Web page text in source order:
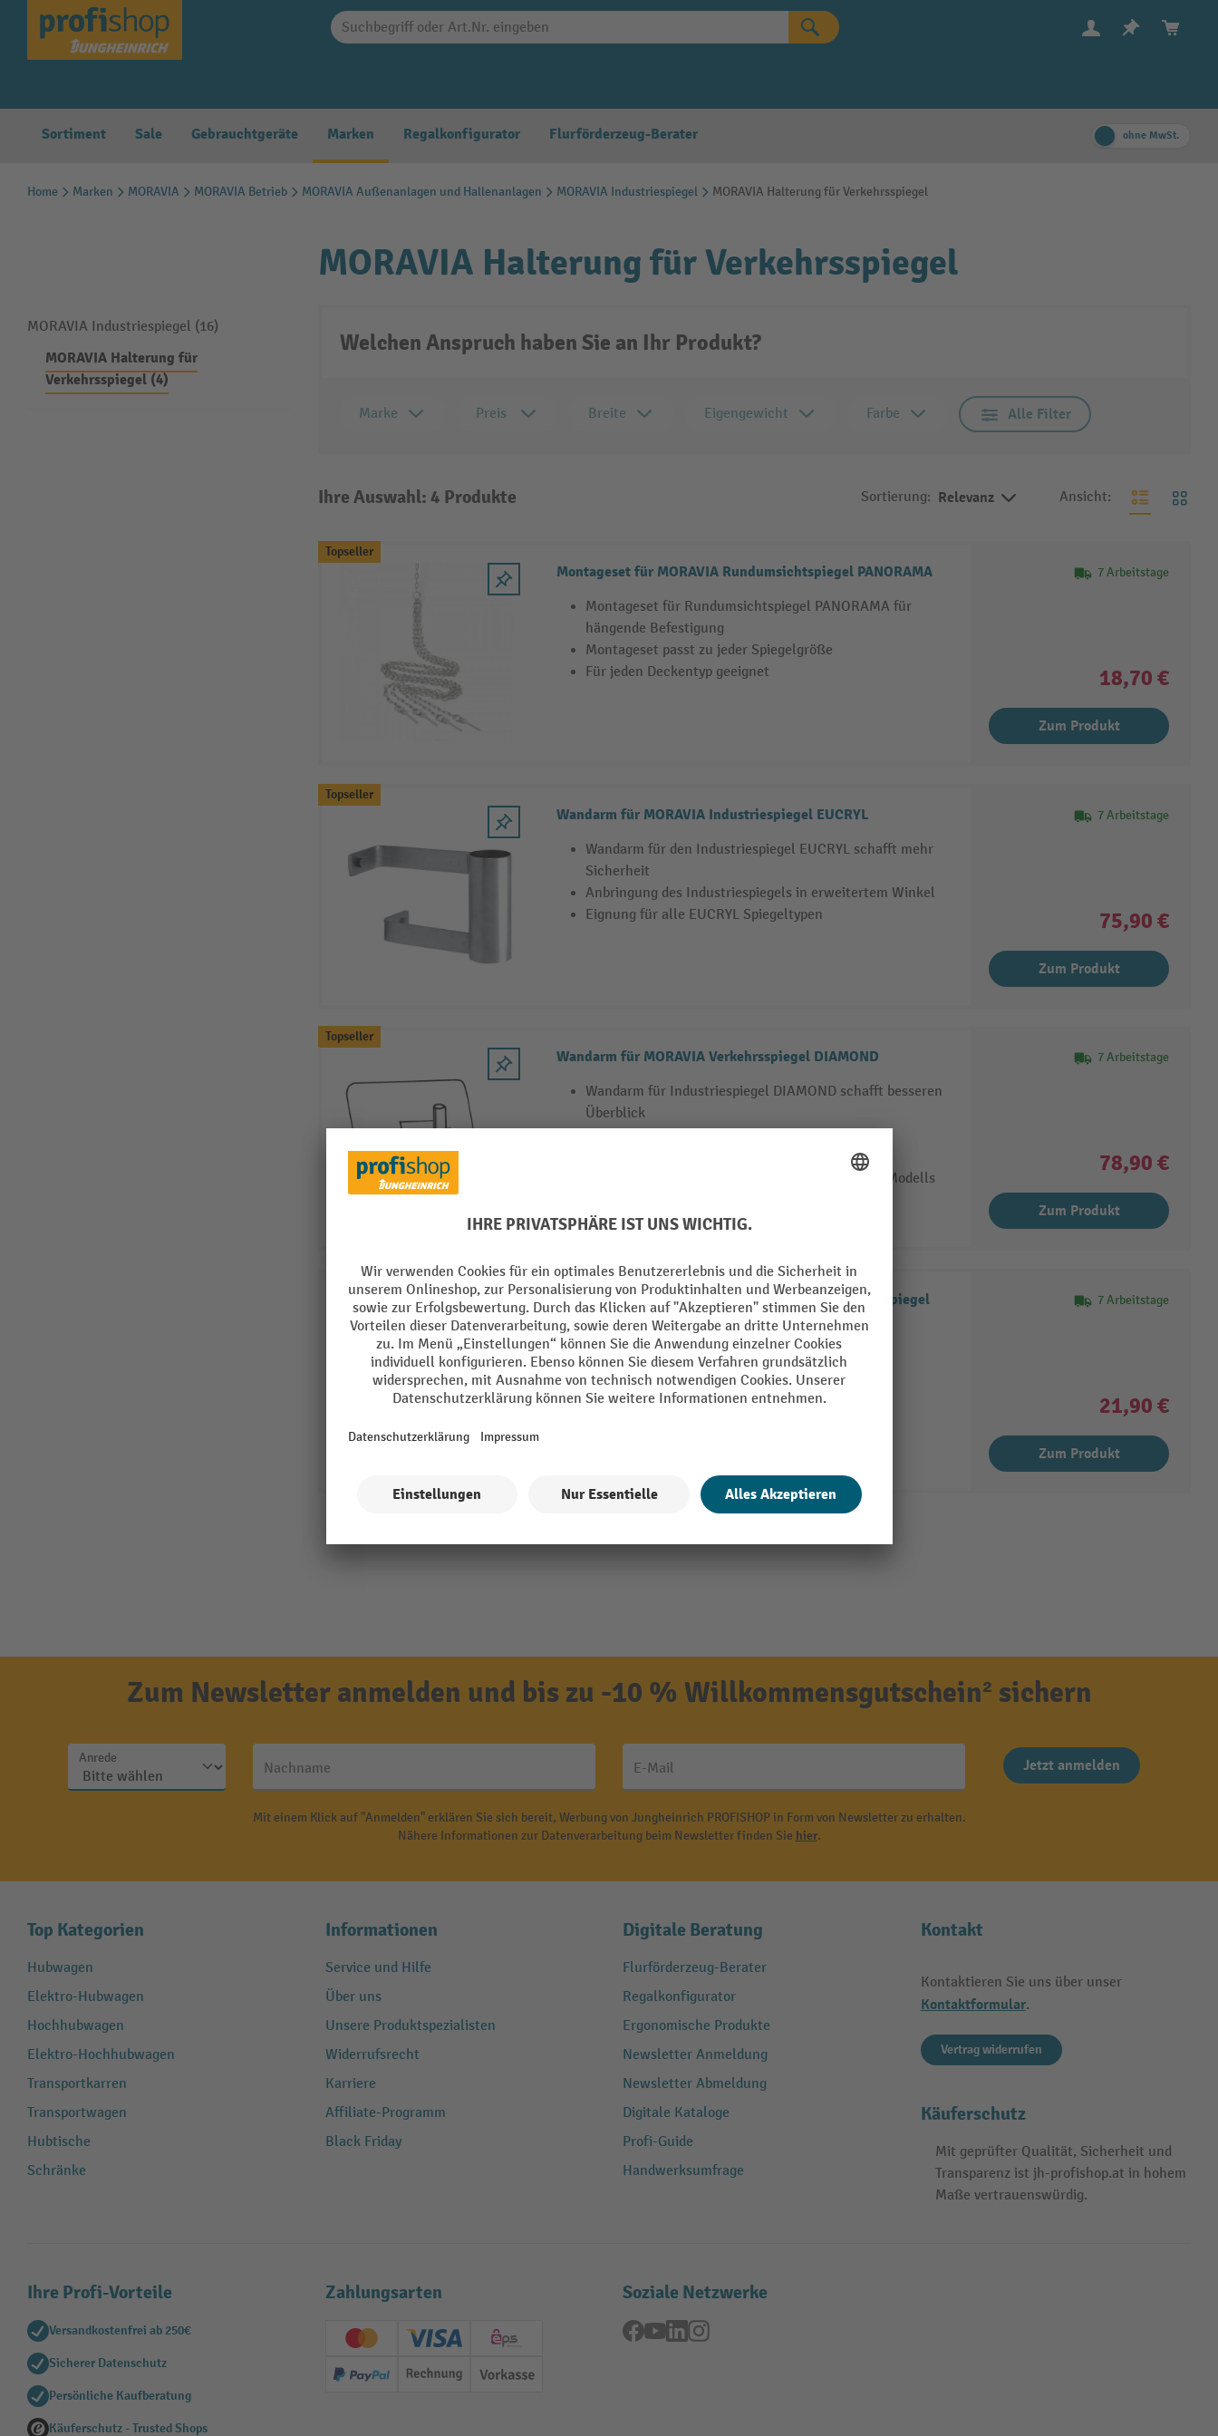
Zur Hauptnavigation springen
Sortiment Sale Gebrauchtgeräte Marken Regalkonfigurator Flurförderzeug-Berater ohne MwSt.
Home Marken MORAVIA MORAVIA Betrieb MORAVIA Außenanlagen und Hallenanlagen MORAVIA Industriespiegel MORAVIA Halterung für Verkehrsspiegel
MORAVIA Industriespiegel (16)
MORAVIA Halterung für
Verkehrsspiegel (4)
MORAVIA Halterung für Verkehrsspiegel
Welchen Anspruch haben Sie an Ihr Produkt?
Marke Preis Breite Eigengewicht Farbe Alle Filter
Ihre Auswahl: 4 Produkte Sortierung: Relevanz Ansicht:
Topseller
Montageset für MORAVIA Rundumsichtspiegel PANORAMA
Montageset für Rundumsichtspiegel PANORAMA für
hängende Befestigung
Montageset passt zu jeder Spiegelgröße
Für jeden Deckentyp geeignet
7 Arbeitstage
18,70 €
Zum Produkt
Topseller
Wandarm für MORAVIA Industriespiegel EUCRYL
Wandarm für den Industriespiegel EUCRYL schafft mehr
Sicherheit
Anbringung des Industriespiegels in erweitertem Winkel
Eignung für alle EUCRYL Spiegeltypen
7 Arbeitstage
75,90 €
Zum Produkt
Topseller
Wandarm für MORAVIA Verkehrsspiegel DIAMOND
Wandarm für Industriespiegel DIAMOND schafft besseren
Überblick
Wandarm eignet sich für alle Spiegelgrößen des Modells
7 Arbeitstage
78,90 €
Zum Produkt
Verlängerter Wandarm für MORAVIA Beobachtungsspiegel
Detektiv
Aus feuerverzinktem Stahl
Länge 550 mm
7 Arbeitstage
21,90 €
Zum Produkt
Zum Newsletter anmelden und bis zu -10 % Willkommensgutschein² sichern
Anrede
Nachname E-Mail Jetzt anmelden
Mit einem Klick auf "Anmelden" erklären Sie sich bereit, Werbung von Jungheinrich PROFISHOP in Form von Newsletter zu erhalten.
Nähere Informationen zur Datenverarbeitung beim Newsletter finden Sie hier.
Top Kategorien
Hubwagen
Elektro-Hubwagen
Hochhubwagen
Elektro-Hochhubwagen
Transportkarren
Transportwagen
Hubtische
Schränke
Informationen
Service und Hilfe
Über uns
Unsere Produktspezialisten
Widerrufsrecht
Karriere
Affiliate-Programm
Black Friday
Digitale Beratung
Flurförderzeug-Berater
Regalkonfigurator
Ergonomische Produkte
Newsletter Anmeldung
Newsletter Abmeldung
Digitale Kataloge
Profi-Guide
Handwerksumfrage
Kontakt
Kontaktieren Sie uns über unser
Kontaktformular.
Vertrag widerrufen
Käuferschutz
Mit geprüfter Qualität, Sicherheit und
Transparenz ist jh-profishop.at in hohem
Maße vertrauenswürdig.
Ihre Profi-Vorteile
Versandkostenfrei ab 250€
Sicherer Datenschutz
Persönliche Kaufberatung
Käuferschutz - Trusted Shops
Zahlungsarten
Creditcard (Master)Creditcard (Visa)
EPS
PayPal Rechnung Vorkasse
Soziale Netzwerke
Facebook
YouTubeLinkedInInstagram